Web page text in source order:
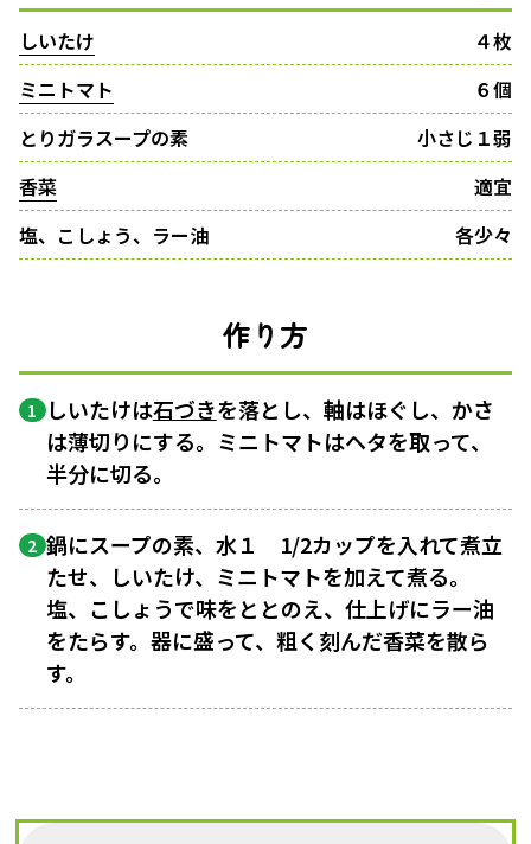
しいたけ
４枚
ミニトマト
６個
とりガラスープの素
小さじ１弱
香菜
適宜
塩、こしょう、ラー油
各少々
作り方
1 しいたけは石づきを落とし、軸はほぐし、かさ
は薄切りにする。ミニトマトはヘタを取って、
半分に切る。
2 鍋にスープの素、水１ 1/2カップを入れて煮立
たせ、しいたけ、ミニトマトを加えて煮る。
塩、こしょうで味をととのえ、仕上げにラー油
をたらす。器に盛って、粗く刻んだ香菜を散ら
す。